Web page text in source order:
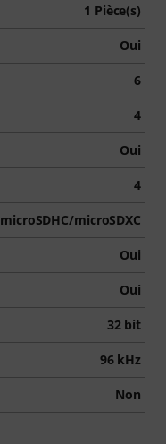
1 Pièce(s)
Oui
6
4
Oui
4
microSDHC/microSDXC
Oui
Oui
32 bit
96 kHz
Non